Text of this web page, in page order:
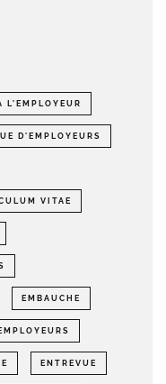
L'EMPLOYEUR
D'EMPLOYEURS
VITAE
EMBAUCHE
EMPLOYEURS
ENTREVUE